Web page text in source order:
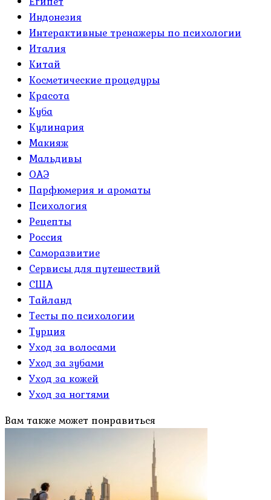
Индонезия
Интерактивные тренажеры по психологии
Италия
Китай
Косметические процедуры
Красота
Куба
Кулинария
Макияж
Мальдивы
ОАЭ
Парфюмерия и ароматы
Психология
Рецепты
Россия
Саморазвитие
Сервисы для путешествий
США
Тайланд
Тесты по психологии
Турция
Уход за волосами
Уход за зубами
Уход за кожей
Уход за ногтями
Вам также может понравиться